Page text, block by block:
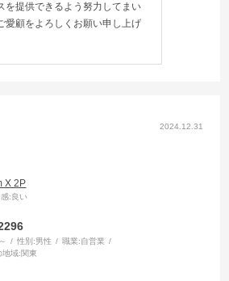
を提供できるよう努力してまい
愛顧をよろしくお願い申し上げ
2024.12.31
X 2P
:良い
性別:男性 職業:自営業
地域:関東